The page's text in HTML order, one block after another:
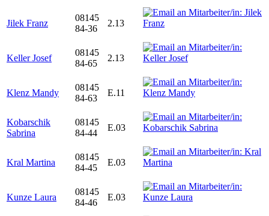
Jilek Franz
08145
84-36
2.13
Keller Josef
08145
84-65
2.13
Klenz Mandy
08145
84-63
E.11
Kobarschik
Sabrina
08145
84-44
E.03
Kral Martina
08145
84-45
E.03
Kunze Laura
08145
84-46
E.03